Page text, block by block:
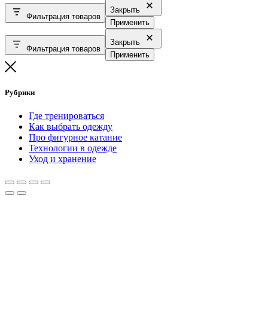
Фильтрация товаров
Закрыть
Применить
Фильтрация товаров
Закрыть
Применить
Рубрики
Где тренироваться
Как выбрать одежду
Про фигурное катание
Технологии в одежде
Уход и хранение